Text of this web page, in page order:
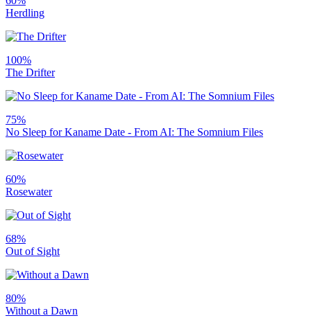
Herdling
100%
The Drifter
75%
No Sleep for Kaname Date - From AI: The Somnium Files
60%
Rosewater
68%
Out of Sight
80%
Without a Dawn